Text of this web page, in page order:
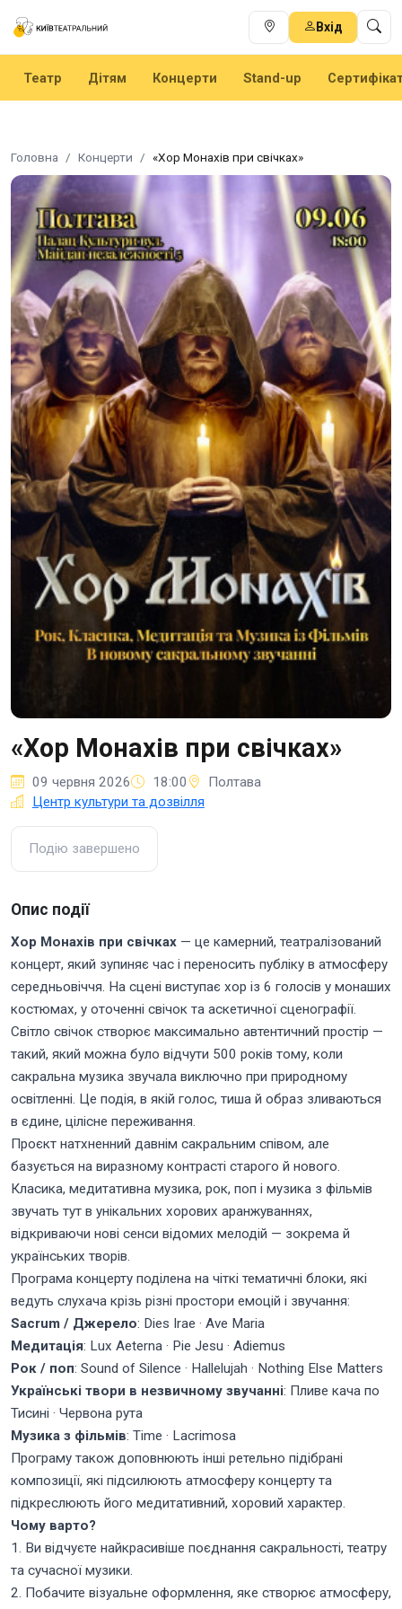
Вхід
Театр Дітям Концерти Stand-up
Головна Концерти «Хор Монахів при свічках»
«Хор Монахів при свічках»
09 червня 2026 18:00
Полтава
Центр культури та дозвілля
Подію завершено
Опис події
Хор Монахів при свічках — це камерний, театралізований
концерт, який зупиняє час і переносить публіку в атмосферу
середньовіччя. На сцені виступає хор із 6 голосів у монаших
костюмах, у оточенні свічок та аскетичної сценографії.
Світло свічок створює максимально автентичний простір —
такий, який можна було відчути 500 років тому, коли
сакральна музика звучала виключно при природному
освітленні. Це подія, в якій голос, тиша й образ зливаються
в єдине, цілісне переживання.
Проєкт натхненний давнім сакральним співом, але
базується на виразному контрасті старого й нового.
Класика, медитативна музика, рок, поп і музика з фільмів
звучать тут в унікальних хорових аранжуваннях,
відкриваючи нові сенси відомих мелодій — зокрема й
українських творів.
Програма концерту поділена на чіткі тематичні блоки, які
ведуть слухача крізь різні простори емоцій і звучання:
Sacrum / Джерело: Dies Irae · Ave Maria
Медитація: Lux Aeterna · Pie Jesu · Adiemus
Рок / поп: Sound of Silence · Hallelujah · Nothing Else Matters
Українські твори в незвичному звучанні: Пливе кача по
Тисині · Червона рута
Музика з фільмів: Time · Lacrimosa
Програму також доповнюють інші ретельно підібрані
композиції, які підсилюють атмосферу концерту та
підкреслюють його медитативний, хоровий характер.
Чому варто?
1. Ви відчуєте найкрасивіше поєднання сакральності, театру
та сучасної музики.
2. Побачите візуальне оформлення, яке створює атмосферу,